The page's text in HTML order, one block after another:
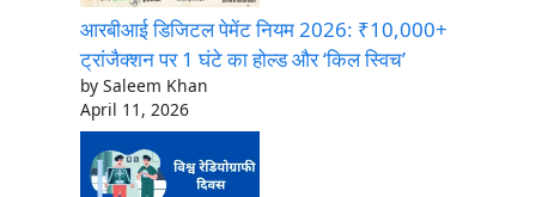
आरबीआई डिजिटल पेमेंट नियम 2026: ₹10,000+
ट्रांजैक्शन पर 1 घंटे का होल्ड और ‘किल स्विच’
by Saleem Khan
April 11, 2026